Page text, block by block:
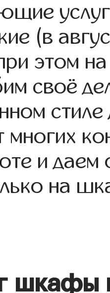
(в
этом
своё
многих
и
на
шкафы